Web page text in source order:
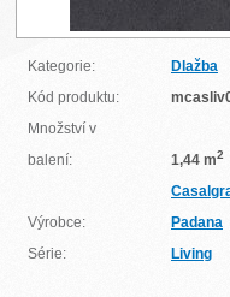
Kategorie:
Dlažba
Kód produktu:
Množství v
balení:
1,44 m2
Výrobce:
Padana
Série:
Living